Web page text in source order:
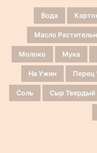
Вода
Масло
Молоко Мука
На Ужин Перец
Соль Сыр Твердый